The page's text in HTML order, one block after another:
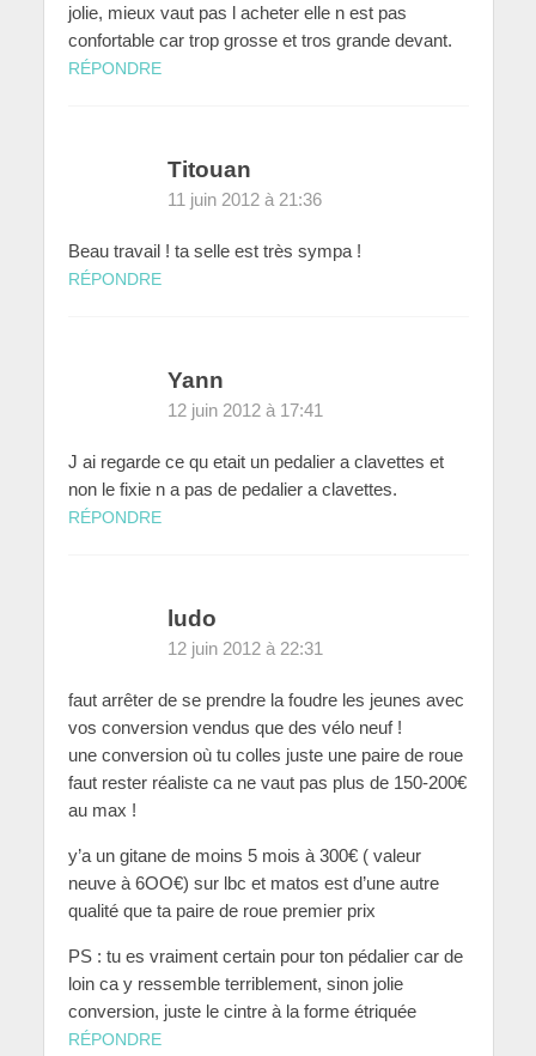
jolie, mieux vaut pas l acheter elle n est pas
confortable car trop grosse et tros grande devant.
RÉPONDRE
Titouan
11 juin 2012 à 21:36
Beau travail ! ta selle est très sympa !
RÉPONDRE
Yann
12 juin 2012 à 17:41
J ai regarde ce qu etait un pedalier a clavettes et
non le fixie n a pas de pedalier a clavettes.
RÉPONDRE
ludo
12 juin 2012 à 22:31
faut arrêter de se prendre la foudre les jeunes avec
vos conversion vendus que des vélo neuf !
une conversion où tu colles juste une paire de roue
faut rester réaliste ca ne vaut pas plus de 150-200€
au max !
y’a un gitane de moins 5 mois à 300€ ( valeur
neuve à 6OO€) sur lbc et matos est d’une autre
qualité que ta paire de roue premier prix
PS : tu es vraiment certain pour ton pédalier car de
loin ca y ressemble terriblement, sinon jolie
conversion, juste le cintre à la forme étriquée
RÉPONDRE